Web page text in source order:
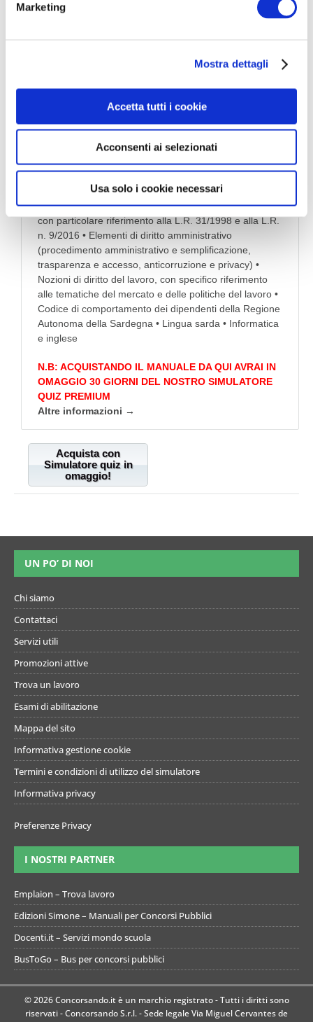
Marketing
Mostra dettagli
Accetta tutti i cookie
Acconsenti ai selezionati
Usa solo i cookie necessari
Manuale Concorso ASPAL
28,50 €
Tag: Manuali Concorsi Profili amministrativi contabili
nei Centri per l'Impiego e presso le Agenzie Regionali
per lapreparazione• Ordinamento e Statuto
della Regione Autonoma della Sardegna e dell’ASPAL,
con particolare riferimento alla L.R. 31/1998 e alla L.R.
n. 9/2016 • Elementi di diritto amministrativo
(procedimento amministrativo e semplificazione,
trasparenza e accesso, anticorruzione e privacy) •
Nozioni di diritto del lavoro, con specifico riferimento
alle tematiche del mercato e delle politiche del lavoro •
Codice di comportamento dei dipendenti della Regione
Autonoma della Sardegna • Lingua sarda • Informatica
e inglese
N.B: ACQUISTANDO IL MANUALE DA QUI AVRAI IN
OMAGGIO 30 GIORNI DEL NOSTRO SIMULATORE
QUIZ PREMIUM
Altre informazioni →
Acquista con
Simulatore quiz in
omaggio!
UN PO’ DI NOI
Chi siamo
Contattaci
Servizi utili
Promozioni attive
Trova un lavoro
Esami di abilitazione
Mappa del sito
Informativa gestione cookie
Termini e condizioni di utilizzo del simulatore
Informativa privacy
Preferenze Privacy
I NOSTRI PARTNER
Emplaion – Trova lavoro
Edizioni Simone – Manuali per Concorsi Pubblici
Docenti.it – Servizi mondo scuola
BusToGo – Bus per concorsi pubblici
© 2026 Concorsando.it è un marchio registrato - Tutti i diritti sono
riservati - Concorsando S.r.l. - Sede legale Via Miguel Cervantes de